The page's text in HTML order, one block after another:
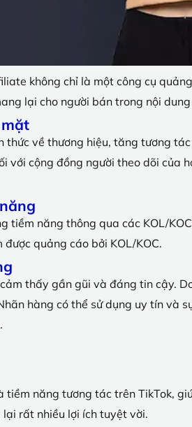
không chỉ là một công cụ
lại cho người bán trong nội
về thương hiệu, tăng tương
với cộng đồng người theo dõi của
năng thông qua các KOL/
quảng cáo bởi KOL/KOC.
thấy gần gũi và đáng tin cậy.
hàng có thể sử dụng uy tín và
năng tương tác trên TikTok,
rất nhiều lợi ích tuyệt vời.